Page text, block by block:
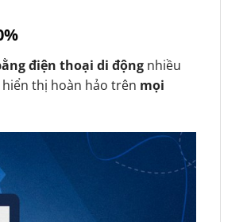
điện thoại di động nhiều
thị hoàn hảo trên mọi